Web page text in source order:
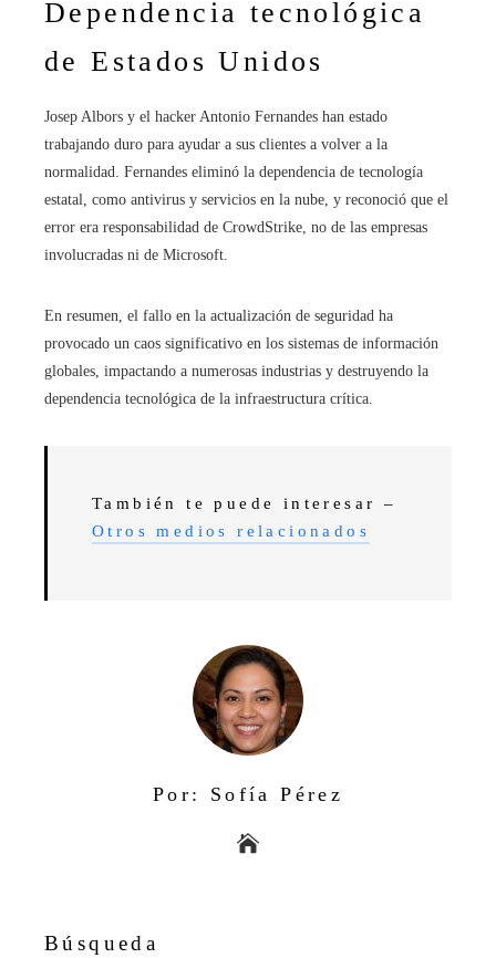
Dependencia tecnológica
de Estados Unidos
Josep Albors y el hacker Antonio Fernandes han estado
trabajando duro para ayudar a sus clientes a volver a la
normalidad. Fernandes eliminó la dependencia de tecnología
estatal, como antivirus y servicios en la nube, y reconoció que el
error era responsabilidad de CrowdStrike, no de las empresas
involucradas ni de Microsoft.
En resumen, el fallo en la actualización de seguridad ha
provocado un caos significativo en los sistemas de información
globales, impactando a numerosas industrias y destruyendo la
dependencia tecnológica de la infraestructura crítica.
También te puede interesar –
Otros medios relacionados
Por: Sofía Pérez
Búsqueda